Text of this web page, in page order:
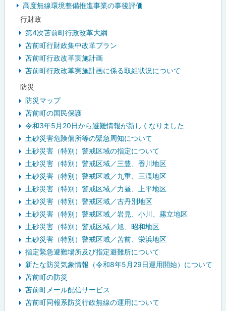
高度無線環境整備推進事業の事後評価
行財政
第4次苫前町行政改革大綱
苫前町行財政集中改革プラン
苫前町行政改革実施計画
苫前町行政改革実施計画に係る取組状況について
防災
防災マップ
苫前町の国民保護
令和3年5月20日から避難情報が新しくなりました
土砂災害危険個所等の緊急周知について
土砂災害（特別）警戒区域の指定について
土砂災害（特別）警戒区域／三豊、香川地区
土砂災害（特別）警戒区域／九重、三渓地区
土砂災害（特別）警戒区域／力昼、上平地区
土砂災害（特別）警戒区域／古丹別地区
土砂災害（特別）警戒区域／岩見、小川、霧立地区
土砂災害（特別）警戒区域／旭、昭和地区
土砂災害（特別）警戒区域／苫前、栄浜地区
指定緊急避難場所及び指定避難所について
新たな防災気象情報（令和8年5月29日運用開始）について
苫前町の防災
苫前町メール配信サービス
苫前町同報系防災行政無線の運用について